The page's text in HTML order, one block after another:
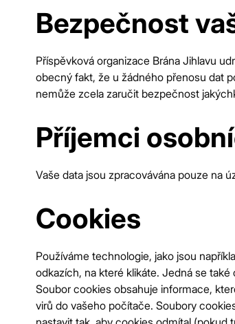
Bezpečnost
Příspěvková organizace Brána Jihlavu
obecný fakt, že u žádného přenosu dat
nemůže zcela zaručit bezpečnost
Příjemci
Vaše data jsou zpracovávána pouze na
Cookies
Používáme technologie, jako jsou
odkazích, na které klikáte. Jedná se
Soubor cookies obsahuje informace,
virů do vašeho počítače. Soubory